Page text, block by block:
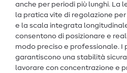
anche per periodi più lunghi. La
la pratica vite di regolazione
e la scala integrata
consentono di posizionare e
modo preciso e professionale. I
garantiscono una stabilità
lavorare con concentrazione e